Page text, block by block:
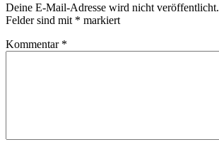
Deine E-Mail-Adresse wird nicht veröffentlicht.
Felder sind mit * markiert
Kommentar *